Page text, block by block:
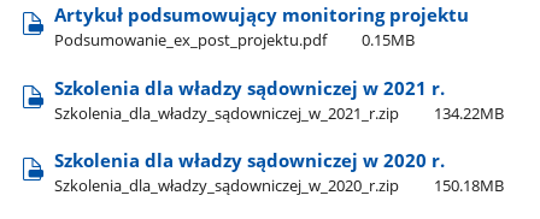
Artykuł podsumowujący monitoring projektu
Podsumowanie​_ex​_post​_projektu.pdf 0.15MB
Szkolenia dla władzy sądowniczej w 2021 r.
Szkolenia​_dla​_władzy​_sądowniczej​_w​_2021​_r.zip 134.22MB
Szkolenia dla władzy sądowniczej w 2020 r.
Szkolenia​_dla​_władzy​_sądowniczej​_w​_2020​_r.zip 150.18MB